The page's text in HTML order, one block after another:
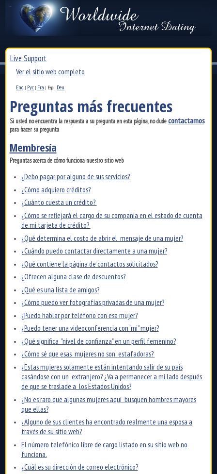
Live Support
Ver el sitio web completo
Eng | Рус | Fra | Esp| Deu
Preguntas más frecuentes
Si usted no encuentra la respuesta a su pregunta en esta página, no dudecontactarnos
para hacer su pregunta
Membresía
Preguntas acerca de cómo funciona nuestro sitio web
¿Debo pagar por alguno de sus servicios?
¿Cómo adquiero créditos?
¿Cuánto cuesta un crédito?
¿Cómo se reflejará el cargo de su compañía en el estado de cuenta
de mi tarjeta de crédito?
¿Qué determina el costo de abrir el mensaje de una mujer?
¿Cuándo puedo contactar directamente a una mujer?
¿Qué contiene la página de contactos solicitados?
¿Ofrecen alguna clase de descuentos?
¿Qué es una lista de amigos?
¿Cómo puedo ver fotografías privadas de una mujer?
¿Puedo hablar por teléfono con esa mujer?
¿Puedo tener una videoconferencia con “mi” mujer?
¿Qué significa "nivel de confianza" en un perfil femenino?
¿Cómo sé que esas mujeres no son estafadoras?
¿Estas mujeres solamente están intentando salir de su país
casándose con un extranjero? ¿Va a permanecer a mi lado después
de que se traslade a los Estados Unidos?
¿No es raro que algunas mujeres aquí busquen hombres mayores
que ellas?
¿Alguno de sus clientes ha encontrado realmente una esposa a
través de su sitio web?
El número telefónico libre de cargo listado en su sitio web no
funciona.
¿Cuál es su dirección de correo electrónico?